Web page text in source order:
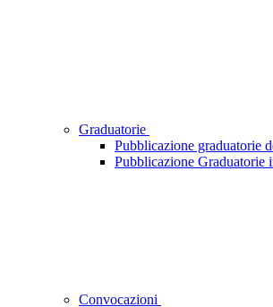
Graduatorie
Pubblicazione graduatorie
Pubblicazione Graduatorie
Convocazioni